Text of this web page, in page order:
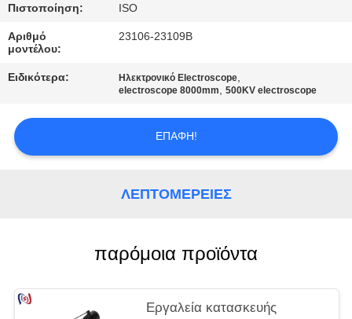
Πιστοποίηση: ISO
Αριθμό
μοντέλου:
23106-23109B
Ειδικότερα: Ηλεκτρονικό Electroscope,
electroscope 8000mm,500KV electroscope
ΕΠΑΦΉ!
ΛΕΠΤΟΜΈΡΕΙΕΣ
παρόμοια προϊόντα
Εργαλεία κατασκευής